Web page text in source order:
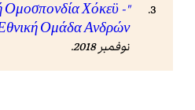
Ομοσπονδία Χόκεϋ -
Ομάδα Ανδρών"
نوفمبر 2018
.